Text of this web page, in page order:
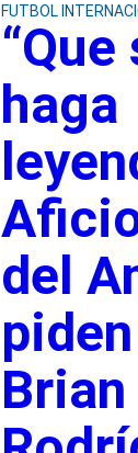
FUTBOL
“Que
haga
del
Brian